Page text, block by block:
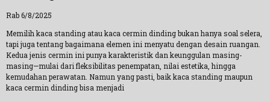
Rab 6/8/2025
Memilih kaca standing atau kaca cermin dinding bukan hanya soal selera,
tapi juga tentang bagaimana elemen ini menyatu dengan desain ruangan.
Kedua jenis cermin ini punya karakteristik dan keunggulan masing-
masing—mulai dari fleksibilitas penempatan, nilai estetika, hingga
kemudahan perawatan. Namun yang pasti, baik kaca standing maupun
kaca cermin dinding bisa menjadi